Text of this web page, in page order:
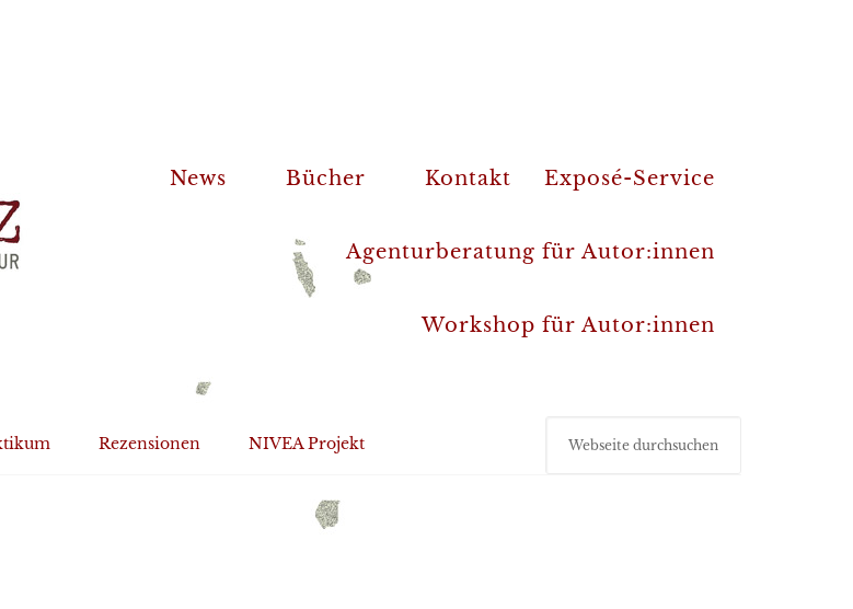
News Bücher Kontakt Exposé-Service
Agenturberatung für Autor:innen
Workshop für Autor:innen
Rezensionen NIVEA Projekt